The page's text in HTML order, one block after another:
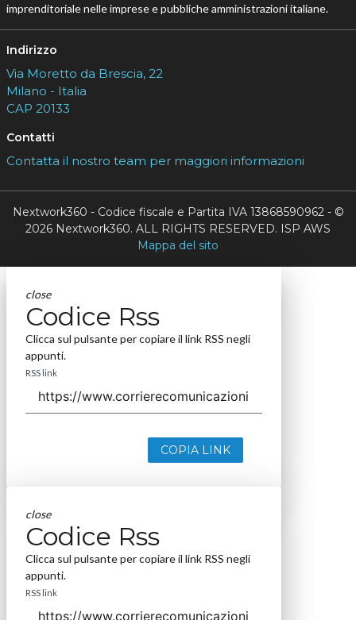
imprenditoriale nelle imprese e pubbliche amministrazioni italiane.
Indirizzo
Via Moretto da Brescia, 22
Milano - Italia
CAP 20133
Contatti
Contatta il nostro team per maggiori informazioni
Nextwork360 - Codice fiscale e Partita IVA 13868590962 - ©
2026 Nextwork360. ALL RIGHTS RESERVED. ISP AWS
Mappa del sito
close
Codice Rss
Clicca sul pulsante per copiare il link RSS negli
appunti.
RSS link
COPIA LINK
close
Codice Rss
Clicca sul pulsante per copiare il link RSS negli
appunti.
RSS link